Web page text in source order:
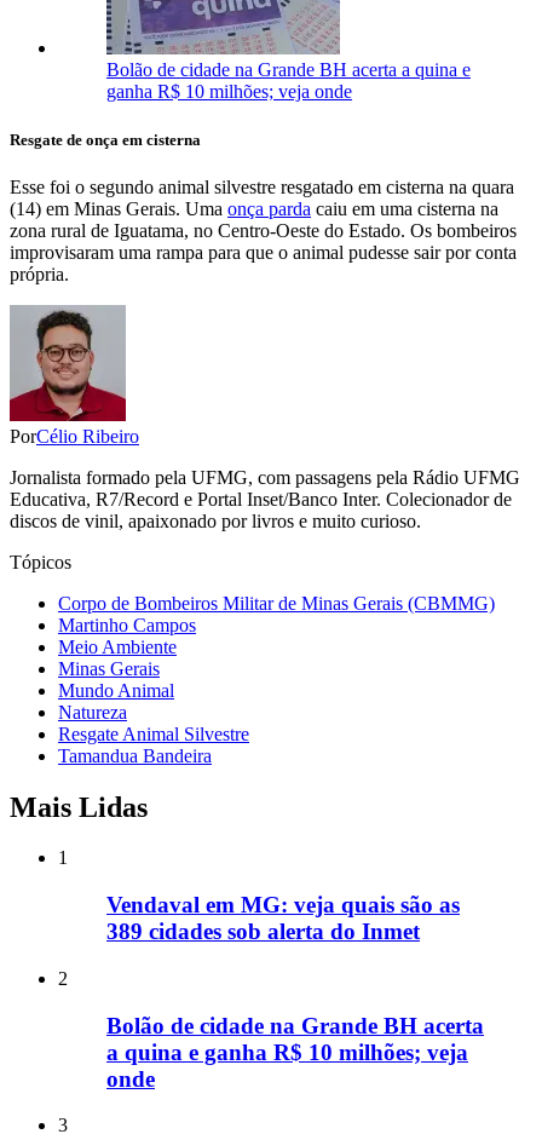
Bolão de cidade na Grande BH acerta a quina e
ganha R$ 10 milhões; veja onde
Resgate de onça em cisterna
Esse foi o segundo animal silvestre resgatado em cisterna na quara
(14) em Minas Gerais. Uma onça parda caiu em uma cisterna na
zona rural de Iguatama, no Centro-Oeste do Estado. Os bombeiros
improvisaram uma rampa para que o animal pudesse sair por conta
própria.
PorCélio Ribeiro
Jornalista formado pela UFMG, com passagens pela Rádio UFMG
Educativa, R7/Record e Portal Inset/Banco Inter. Colecionador de
discos de vinil, apaixonado por livros e muito curioso.
Tópicos
Corpo de Bombeiros Militar de Minas Gerais (CBMMG)
Martinho Campos
Meio Ambiente
Minas Gerais
Mundo Animal
Natureza
Resgate Animal Silvestre
Tamandua Bandeira
Mais Lidas
1
Vendaval em MG: veja quais são as
389 cidades sob alerta do Inmet
2
Bolão de cidade na Grande BH acerta
a quina e ganha R$ 10 milhões; veja
onde
3